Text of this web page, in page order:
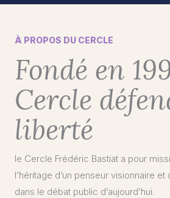
À PROPOS DU CERCLE
Fondé en
Cercle
liberté
le Cercle Frédéric Bastiat a pour
l’héritage d’un penseur visionnaire
dans le débat public d’aujourd’hui.